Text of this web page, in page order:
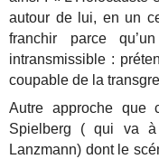
autour de lui, en un
franchir parce
intransmissible :
coupable de la
Autre approche que
Spielberg ( qui va
Lanzmann) dont le